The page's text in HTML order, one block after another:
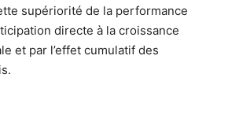
supériorité de la performance
directe à la croissance
et par l’effet cumulatif des